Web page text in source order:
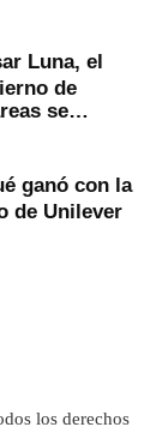
Luna, el
de
se
ganó con la
de Unilever
los derechos